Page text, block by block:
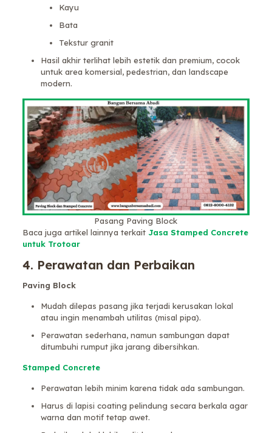
Kayu
Bata
Tekstur granit
Hasil akhir terlihat lebih estetik dan premium, cocok
untuk area komersial, pedestrian, dan landscape
modern.
Pasang Paving Block
Baca juga artikel lainnya terkait Jasa Stamped Concrete
untuk Trotoar
4. Perawatan dan Perbaikan
Paving Block
Mudah dilepas pasang jika terjadi kerusakan lokal
atau ingin menambah utilitas (misal pipa).
Perawatan sederhana, namun sambungan dapat
ditumbuhi rumput jika jarang dibersihkan.
Stamped Concrete
Perawatan lebih minim karena tidak ada sambungan.
Harus di lapisi coating pelindung secara berkala agar
warna dan motif tetap awet.